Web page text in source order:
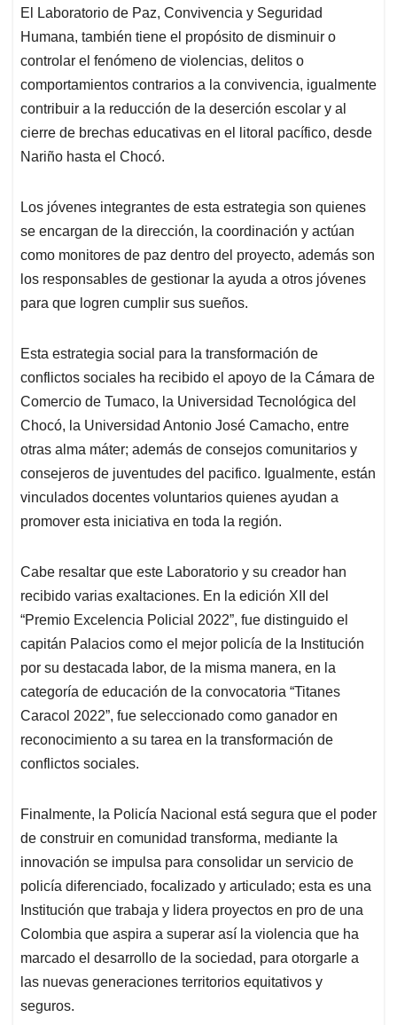
El Laboratorio de Paz, Convivencia y Seguridad
Humana, también tiene el propósito de disminuir o
controlar el fenómeno de violencias, delitos o
comportamientos contrarios a la convivencia, igualmente
contribuir a la reducción de la deserción escolar y al
cierre de brechas educativas en el litoral pacífico, desde
Nariño hasta el Chocó.
Los jóvenes integrantes de esta estrategia son quienes
se encargan de la dirección, la coordinación y actúan
como monitores de paz dentro del proyecto, además son
los responsables de gestionar la ayuda a otros jóvenes
para que logren cumplir sus sueños.
Esta estrategia social para la transformación de
conflictos sociales ha recibido el apoyo de la Cámara de
Comercio de Tumaco, la Universidad Tecnológica del
Chocó, la Universidad Antonio José Camacho, entre
otras alma máter; además de consejos comunitarios y
consejeros de juventudes del pacifico. Igualmente, están
vinculados docentes voluntarios quienes ayudan a
promover esta iniciativa en toda la región.
Cabe resaltar que este Laboratorio y su creador han
recibido varias exaltaciones. En la edición XII del
“Premio Excelencia Policial 2022”, fue distinguido el
capitán Palacios como el mejor policía de la Institución
por su destacada labor, de la misma manera, en la
categoría de educación de la convocatoria “Titanes
Caracol 2022”, fue seleccionado como ganador en
reconocimiento a su tarea en la transformación de
conflictos sociales.
Finalmente, la Policía Nacional está segura que el poder
de construir en comunidad transforma, mediante la
innovación se impulsa para consolidar un servicio de
policía diferenciado, focalizado y articulado; esta es una
Institución que trabaja y lidera proyectos en pro de una
Colombia que aspira a superar así la violencia que ha
marcado el desarrollo de la sociedad, para otorgarle a
las nuevas generaciones territorios equitativos y
seguros.